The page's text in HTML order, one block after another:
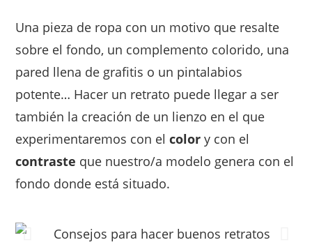
Una pieza de ropa con un motivo que resalte
sobre el fondo, un complemento colorido, una
pared llena de grafitis o un pintalabios
potente… Hacer un retrato puede llegar a ser
también la creación de un lienzo en el que
experimentaremos con elcolory con el
contraste que nuestro/a modelo genera con el
fondo donde está situado.